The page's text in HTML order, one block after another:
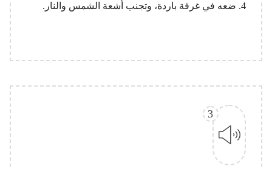
4. ضعه في غرفة باردة، وتجنب أشعة الشمس والنار.
3